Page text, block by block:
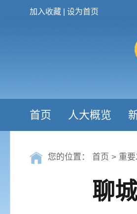
加入收藏 设为首页
首页 人大概览
您的位置： 首页 > 重
聊